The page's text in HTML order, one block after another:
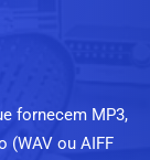
fornecem MP3,
(WAV ou AIFF